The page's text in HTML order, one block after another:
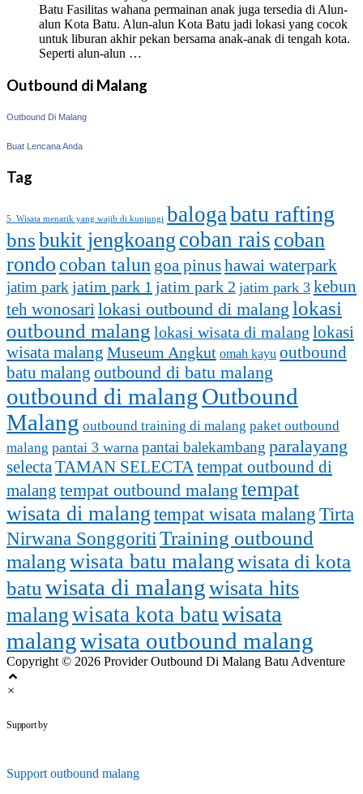
Batu Fasilitas wahana permainan anak juga tersedia di Alun-
alun Kota Batu. Alun-alun Kota Batu jadi lokasi yang cocok
untuk liburan akhir pekan bersama anak-anak di tengah kota.
Seperti alun-alun …
Outbound di Malang
Outbound Di Malang
Buat Lencana Anda
Tag
5 Wisata menarik yang wajib di kunjungi baloga batu rafting
bnsbukit jengkoang coban rais coban
rondo coban talun goa pinushawai waterpark
jatim park jatim park 1 jatim park 2 jatim park 3 kebun
teh wonosari lokasi outbound di malang lokasi
outbound malang lokasi wisata di malang lokasi
wisata malang Museum Angkut omah kayu outbound
batu malang outbound di batu malang
outbound di malangOutbound
Malang outbound training di malang paket outbound
malang pantai 3 warna pantai balekambang paralayang
selecta TAMAN SELECTA tempat outbound di
malang tempat outbound malang tempat
wisata di malangtempat wisata malangTirta
Nirwana SonggoritiTraining outbound
malangwisata batu malangwisata di kota
batu wisata di malangwisata hits
malangwisata kota batu wisata
malangwisata outbound malang
Copyright © 2026 Provider Outbound Di Malang Batu Adventure
×
Support by
Support outbound malang